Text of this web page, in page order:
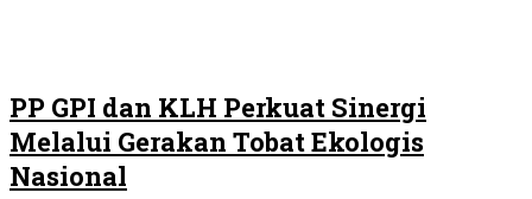
PP GPI dan KLH Perkuat Sinergi
Melalui Gerakan Tobat Ekologis
Nasional